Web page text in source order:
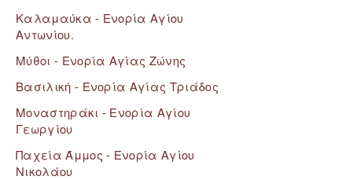
Καλαμαύκα - Ενορία Αγίου
Αντωνίου.
Μύθοι - Ενορία Αγίας Ζώνης
Βασιλική - Ενορία Αγίας Τριάδος
Μοναστηράκι - Ενορία Αγίου
Γεωργίου
Παχεία Άμμος - Ενορία Αγίου
Νικολάου